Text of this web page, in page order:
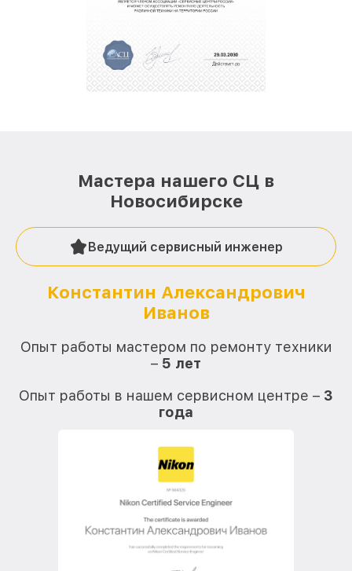
полной сохранности и бесплатно.
положительные отзывы и обрели отличную
репутацию. Мы постоянно совершенствуемся и
Мастера нашего СЦ в
Новосибирске
Ведущий сервисный инженер
Константин Александрович
Иванов
Опыт работы мастером по ремонту техники
– 5 лет
Опыт работы в нашем сервисном центре – 3
года